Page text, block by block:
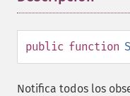
public function
Notifica todos los